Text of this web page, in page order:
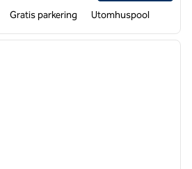
Gratis parkering Utomhuspool
nästa